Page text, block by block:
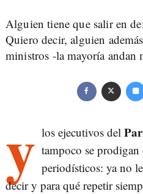
Alguien tiene que salir en
Quiero decir, alguien
ministros -la mayoría andan
y los ejecutivos del
tampoco se
periodísticos: ya no
decir y para qué repetir